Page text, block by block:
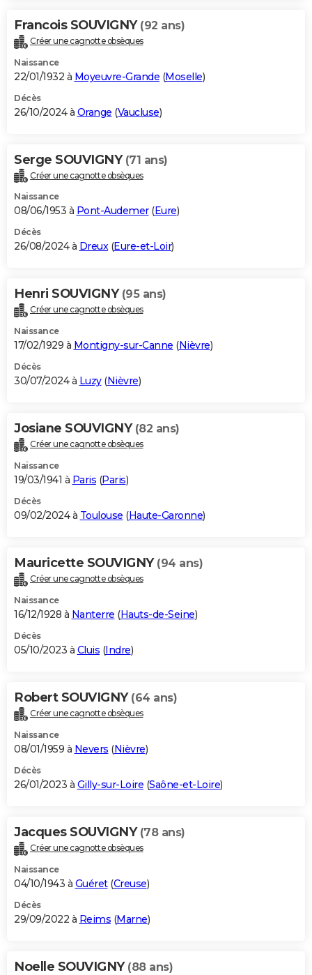
Francois SOUVIGNY (92 ans)
Créer une cagnotte obsèques
Naissance
22/01/1932 à Moyeuvre-Grande (Moselle)
Décès
26/10/2024 à Orange (Vaucluse)
Serge SOUVIGNY (71 ans)
Créer une cagnotte obsèques
Naissance
08/06/1953 à Pont-Audemer(Eure)
Décès
26/08/2024 à Dreux(Eure-et-Loir)
Henri SOUVIGNY (95 ans)
Créer une cagnotte obsèques
Naissance
17/02/1929 à Montigny-sur-Canne (Nièvre)
Décès
30/07/2024 à Luzy(Nièvre)
Josiane SOUVIGNY (82 ans)
Créer une cagnotte obsèques
Naissance
19/03/1941 à Paris (Paris)
Décès
09/02/2024 à Toulouse (Haute-Garonne)
Mauricette SOUVIGNY (94 ans)
Créer une cagnotte obsèques
Naissance
16/12/1928 à Nanterre (Hauts-de-Seine)
Décès
05/10/2023 à Cluis (Indre)
Robert SOUVIGNY (64 ans)
Créer une cagnotte obsèques
Naissance
08/01/1959 à Nevers (Nièvre)
Décès
26/01/2023 à Gilly-sur-Loire (Saône-et-Loire)
Jacques SOUVIGNY (78 ans)
Créer une cagnotte obsèques
Naissance
04/10/1943 à Guéret(Creuse)
Décès
29/09/2022 à Reims (Marne)
Noelle SOUVIGNY (88 ans)